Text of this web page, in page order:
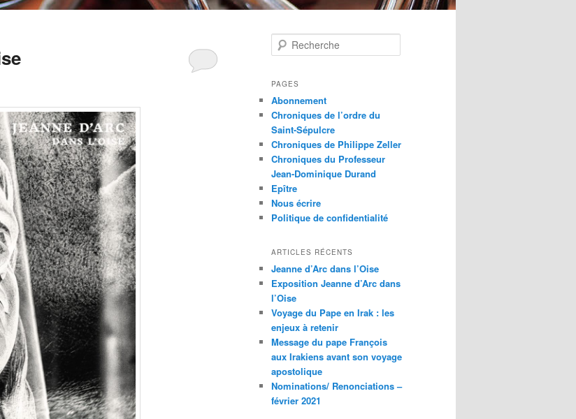
e
h
r
c
h
e
PAGES
Abonnement
Chroniques de l’ordre du
Saint-Sépulcre
Chroniques de Philippe Zeller
Chroniques du Professeur
Jean-Dominique Durand
Epître
Nous écrire
Politique de confidentialité
ARTICLES RÉCENTS
Jeanne d’Arc dans l’Oise
Exposition Jeanne d’Arc dans
l’Oise
Voyage du Pape en Irak : les
enjeux à retenir
Message du pape François
aux Irakiens avant son voyage
apostolique
Nominations/ Renonciations –
février 2021